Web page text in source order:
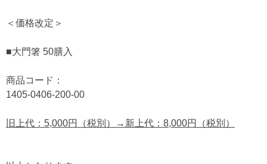
＜価格改定＞
■大門箸 50膳入
商品コード：
1405-0406-200-00
旧上代：5,000円（税別）→新上代：8,000円（税別）